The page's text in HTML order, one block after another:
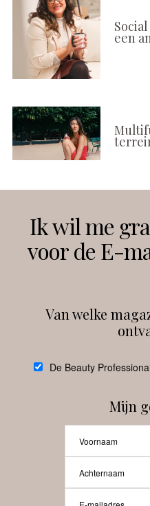
een
Instagram
Ik wil me
voor de E-
Van welke
De Beauty Professional
Mijn